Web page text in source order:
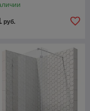
руб.